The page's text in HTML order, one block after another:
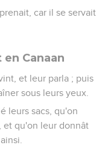
car il se servait
Canaan
et leur parla ; puis
sous leurs yeux.
leurs sacs, qu'on
et qu'on leur donnât